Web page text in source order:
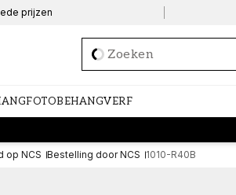
prijzen
Loading…
FOTOBEHANGVERF
op NCS Bestelling door NCS 1010-R40B